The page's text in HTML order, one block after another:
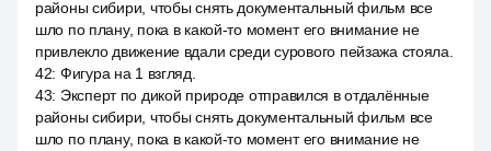
районы сибири, чтобы снять документальный фильм все
шло по плану, пока в какой-то момент его внимание не
привлекло движение вдали среди сурового пейзажа стояла.
42: Фигура на 1 взгляд.
43: Эксперт по дикой природе отправился в отдалённые
районы сибири, чтобы снять документальный фильм все
шло по плану, пока в какой-то момент его внимание не